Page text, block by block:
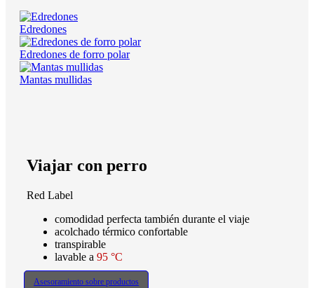
Edredones
Edredones de forro polar
Mantas mullidas
Viajar con perro
Red Label
comodidad perfecta también durante el viaje
acolchado térmico confortable
transpirable
lavable a 95 °C
Asesoramiento sobre productos